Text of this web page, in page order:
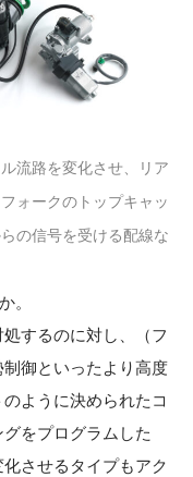
流路を変化させ、リア
ォークのトップキャッ
の信号を受ける配線な
。
するのに対し、（フ
御といったより高度
ように決められたコ
をプログラムした
させるタイプもアク